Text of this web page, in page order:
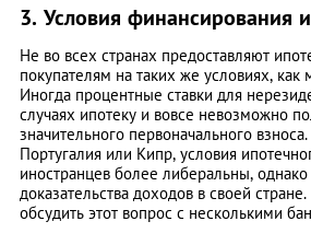
3. Условия финансирования
Не во всех странах предоставляют
покупателям на таких же условиях,
Иногда процентные ставки для
случаях ипотеку и вовсе невозможно
значительного первоначального
Португалия или Кипр, условия
иностранцев более либеральны,
доказательства доходов в своей
обсудить этот вопрос с несколькими